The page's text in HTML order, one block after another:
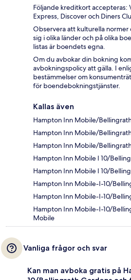
Följande kreditkort accepteras:
Express, Discover och Diners
Observera att kulturella normer
sig i olika länder och på olika
listas är boendets egna.
Om du avbokar din bokning
avbokningspolicy att gälla. I
bestämmelser om
för boendebokningstjänster.
Kallas även
Hampton Inn Mobile/
Hampton Inn Mobile/
Hampton Inn Mobile/
Hampton Inn Mobile I 10/
Hampton Inn Mobile I 10/
Hampton Inn Mobile-I-10/
Hampton Inn Mobile-I-10/
Hampton Inn Mobile-I-10/
Mobile
Vanliga frågor och svar
Kan man avboka gratis på